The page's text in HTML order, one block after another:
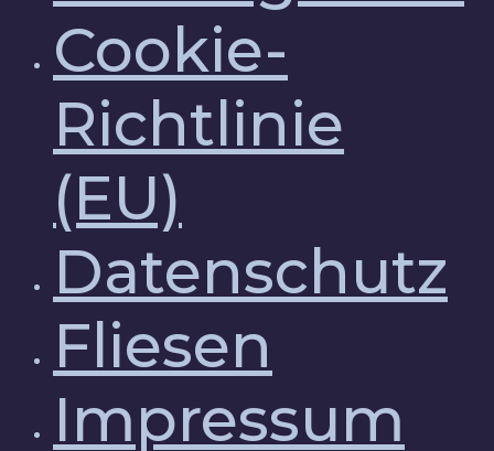
Cookie-
Richtlinie
(EU)
Datenschutz
Fliesen
Impressum